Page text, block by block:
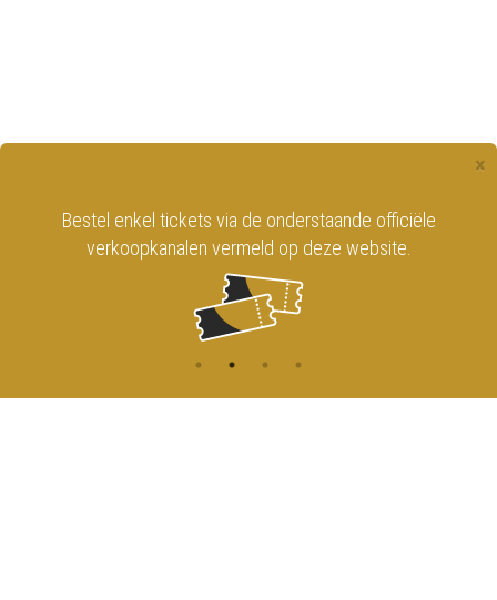
BLIJF OP DE HOOGTE DOOR U IN TE
SCHRIJVEN
OP ONZE NIEUWSBRIEF!
×
Bestel enkel tickets via de onderstaande officiële
verkoopkanalen vermeld op deze website.